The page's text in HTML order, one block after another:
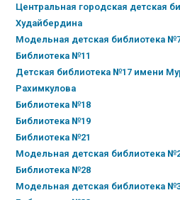
Центральная городская детская
Худайбердина
Модельная детская библиотека
Библиотека №11
Детская библиотека №17 имени
Рахимкулова
Библиотека №18
Библиотека №19
Библиотека №21
Модельная детская библиотека
Библиотека №28
Модельная детская библиотека